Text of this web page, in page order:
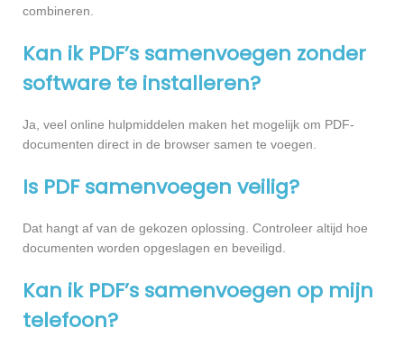
combineren.
Kan ik PDF’s samenvoegen zonder
software te installeren?
Ja, veel online hulpmiddelen maken het mogelijk om PDF-
documenten direct in de browser samen te voegen.
Is PDF samenvoegen veilig?
Dat hangt af van de gekozen oplossing. Controleer altijd hoe
documenten worden opgeslagen en beveiligd.
Kan ik PDF’s samenvoegen op mijn
telefoon?